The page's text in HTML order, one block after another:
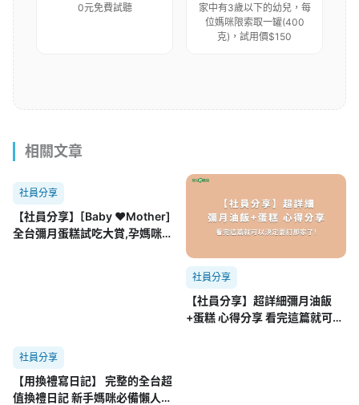
0元免費試聽
家中有3歲以下的幼兒，每
位媽咪限索取一罐(400
克)，試用價$150
相關文章
社員分享
【社員分享】[Baby ♥Mother]
全台彌月蛋糕試吃大賞,孕媽咪必
社員分享
【社員分享】超詳細彌月油飯
+蛋糕 心得分享 看完這篇就可以
社員分享
【用換禮寫日記】 完整的全台超
值換禮日記 新手媽咪必備懶人包